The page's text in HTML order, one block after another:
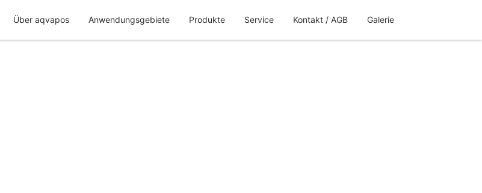
Über aqvapos Anwendungsgebiete Produkte Service Kontakt / AGB Galerie